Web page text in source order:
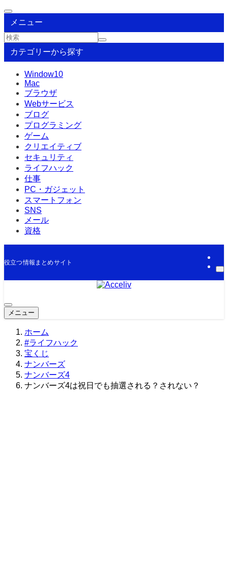
メニュー
カテゴリーから探す
Window10
Mac
ブラウザ
Webサービス
ブログ
プログラミング
ゲーム
クリエイティブ
セキュリティ
ライフハック
仕事
PC・ガジェット
スマートフォン
SNS
メール
資格
役立つ情報まとめサイト
メニュー
ホーム
#ライフハック
宝くじ
ナンバーズ
ナンバーズ4
ナンバーズ4は祝日でも抽選される？されない？